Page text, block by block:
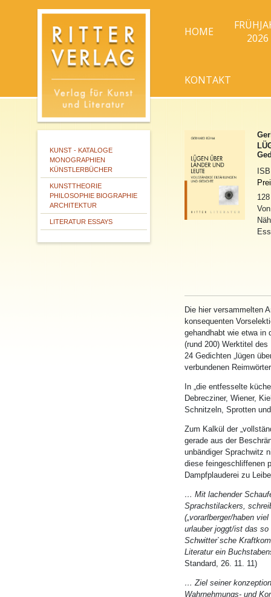
HOME
2026
KONTAKT
KUNST - KATALOGE
MONOGRAPHIEN
KÜNSTLERBÜCHER
KUNSTTHEORIE
PHILOSOPHIE BIOGRAPHIE
ARCHITEKTUR
LITERATUR ESSAYS
Die hier versammelten
konsequenten
gehandhabt wie etwa in
(rund 200) Werktitel
24 Gedichten „
lügen
verbundenen
In „die entfesselte
Debrecziner, Wiener,
Schnitzeln, Sprotten
Zum Kalkül der
gerade aus der
unbändiger Sprachwitz
diese feingeschliffenen
Dampfplauderei zu
… Mit lachender
Sprachstilackers,
(„vorarlberger/haben
urlauber joggt/ist das
Schwitter`sche
Literatur ein
Standard,
26. 11. 11)
… Ziel seiner
Wahrnehmungs- und